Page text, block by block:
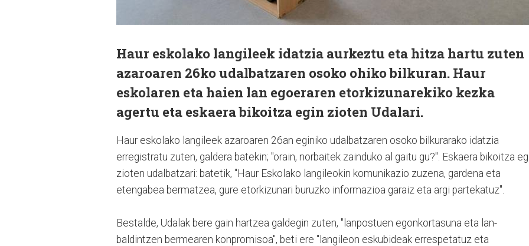
Haur eskolako langileek idatzia aurkeztu eta hitza hartu zuten
azaroaren 26ko udalbatzaren osoko ohiko bilkuran. Haur
eskolaren eta haien lan egoeraren etorkizunarekiko kezka
agertu eta eskaera bikoitza egin zioten Udalari.
Haur eskolako langileek azaroaren 26an eginiko udalbatzaren osoko bilkurarako idatzia
erregistratu zuten, galdera batekin; "orain, norbaitek zainduko al gaitu gu?". Eskaera bikoitza
zioten udalbatzari: batetik, "Haur Eskolako langileokin komunikazio zuzena, gardena eta
etengabea bermatzea, gure etorkizunari buruzko informazioa garaiz eta argi partekatuz".
Bestalde, Udalak bere gain hartzea galdegin zuten, "lanpostuen egonkortasuna eta lan-
baldintzen bermearen konpromisoa", beti ere "langileon eskubideak errespetatuz eta